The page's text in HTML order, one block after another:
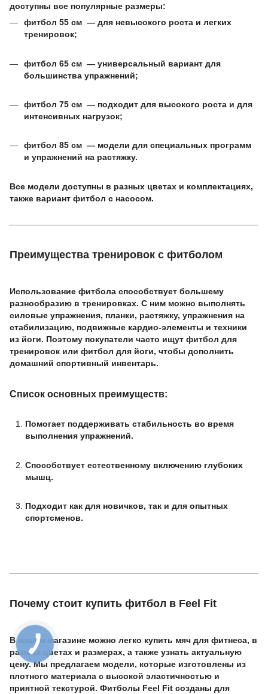
доступны все популярные размеры:
фитбол 55 см — для невысокого роста и легких
тренировок;
фитбол 65 см — универсальный вариант для
большинства упражнений;
фитбол 75 см — подходит для высокого роста и для
интенсивных нагрузок;
фитбол 85 см — модели для специальных программ
и упражнений на растяжку.
Все модели доступны в разных цветах и комплектациях,
также вариант фитбол с насосом.
Преимущества тренировок с фитболом
Использование фитбола способствует большему
разнообразию в тренировках. С ним можно выполнять
силовые упражнения, планки, растяжку, упражнения на
стабилизацию, подвижные кардио-элементы и техники
из йоги. Поэтому покупатели часто ищут фитбол для
тренировок или фитбол для йоги, чтобы дополнить
домашний спортивный инвентарь.
Список основных преимуществ:
Помогает поддерживать стабильность во время
выполнения упражнений.
Способствует естественному включению глубоких
мышц.
Подходит как для новичков, так и для опытных
спортсменов.
Почему стоит купить фитбол в Feel Fit
В нашем магазине можно легко купить мяч для фитнеса, в
разных цветах и размерах, а также узнать актуальную
цену. Мы предлагаем модели, которые изготовлены из
плотного материала с высокой эластичностью и
приятной текстурой. Фитболы Feel Fit созданы для